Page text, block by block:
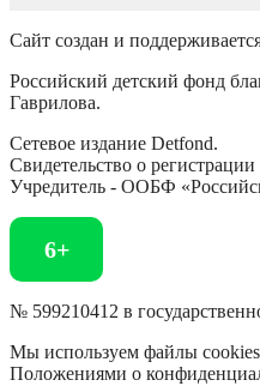
Сайт создан и
Российский детский фонд
Гаврилова.
Сетевое издание Detfond.
Свидетельство о
Учредитель - ООБФ
6+
№ 599210412 в
Мы используем файлы cookies
Положениями о